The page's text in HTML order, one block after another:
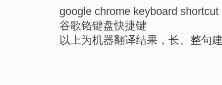
google chrome keyboard shortcut
谷歌铬键盘快捷键
以上为机器翻译结果，长、整句